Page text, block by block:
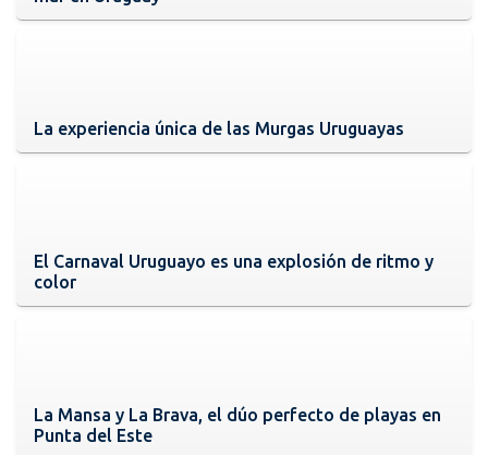
La experiencia única de las Murgas Uruguayas
El Carnaval Uruguayo es una explosión de ritmo y
color
La Mansa y La Brava, el dúo perfecto de playas en
Punta del Este